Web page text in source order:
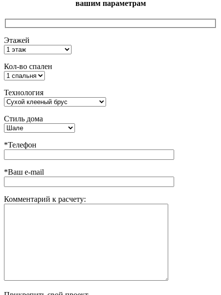
вашим параметрам
Этажей
Кол-во спален
Технология
Стиль дома
*Телефон
*Ваш e-mail
Комментарий к расчету: